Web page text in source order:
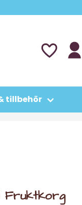
tillbehör
Fruktkorg